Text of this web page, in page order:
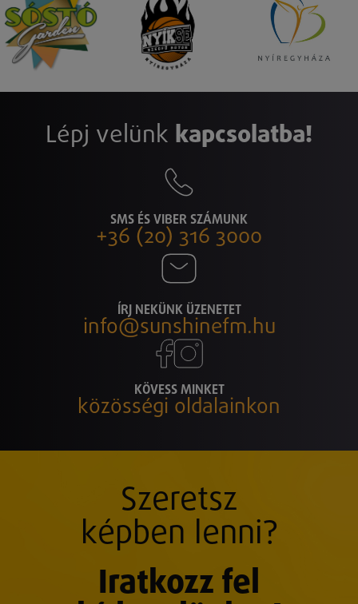
Lépj velünk kapcsolatba!
SMS ÉS VIBER SZÁMUNK
+36 (20) 316 3000
ÍRJ NEKÜNK ÜZENETET
info@sunshinefm.hu
KÖVESS MINKET
közösségi oldalainkon
Szeretsz
képben lenni?
Iratkozz fel